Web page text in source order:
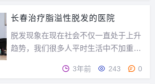
中蒙俄经济走廊节点城市、长吉图战略
腹地城市、哈长城市群核心城市。那么
长春自体毛发移植哪...
长春治疗脂溢性脱发的医院
脱发现象在现在社会不仅一直处于上升
趋势，我们很多人平时生活中不加重
问题说小也不小，如果治疗脱发的话，
3年前 243 0